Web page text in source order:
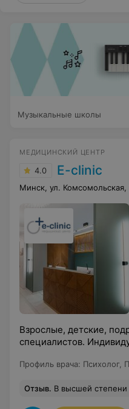
Музыкальные школы
МЕДИЦИНСКИЙ ЦЕНТР
4.0 E-clinic
Минск, ул. Комсомольская,
Взрослые, детские,
специалистов.
Профиль врача: Психолог,
Отзыв. В высшей степени компетентный специалист и при